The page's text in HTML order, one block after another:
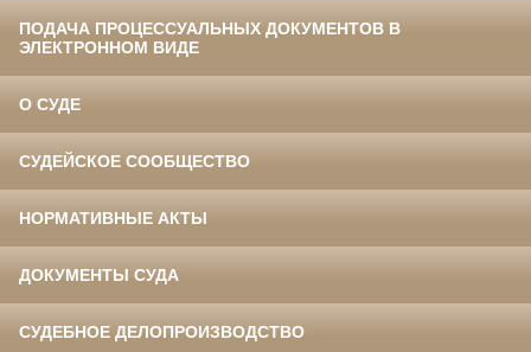
ПОДАЧА ПРОЦЕССУАЛЬНЫХ ДОКУМЕНТОВ В
ЭЛЕКТРОННОМ ВИДЕ
О СУДЕ
СУДЕЙСКОЕ СООБЩЕСТВО
НОРМАТИВНЫЕ АКТЫ
ДОКУМЕНТЫ СУДА
СУДЕБНОЕ ДЕЛОПРОИЗВОДСТВО